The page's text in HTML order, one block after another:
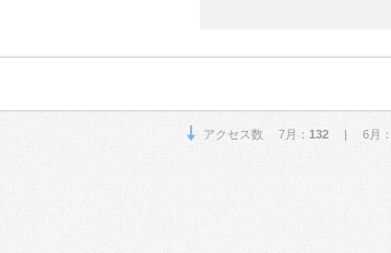
アクセス数 7月： 132 | 6月：